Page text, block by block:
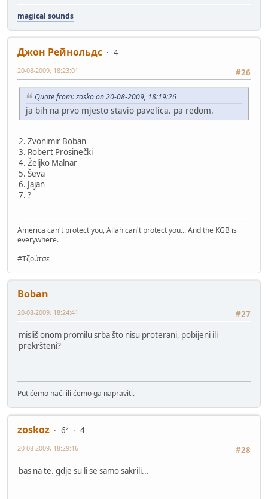
magical sounds
Джон Рейнольдс
4
#26
20-08-2009, 18:23:01
Quote from: zosko on 20-08-2009, 18:19:26
ja bih na prvo mjesto stavio pavelica. pa redom.
2. Zvonimir Boban
3. Robert Prosinečki
4. Željko Malnar
5. Ševa
6. Jajan
7. ?
America can't protect you, Allah can't protect you... And the KGB is
everywhere.
#Τζούτσε
Boban
#27
20-08-2009, 18:24:41
misliš onom promilu srba što nisu proterani, pobijeni ili
prekršteni?
Put ćemo naći ili ćemo ga napraviti.
zoskoz 6²
4
#28
20-08-2009, 18:29:16
bas na te. gdje su li se samo sakrili...